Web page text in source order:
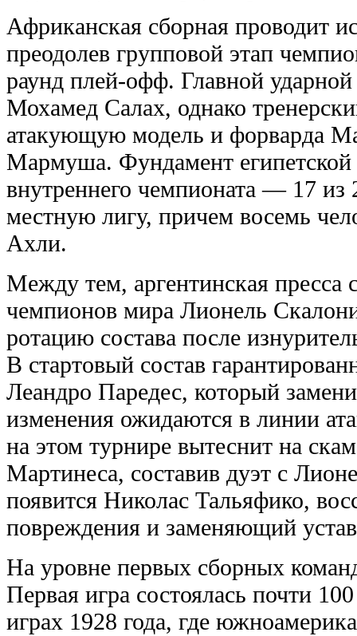
Африканская сборная проводит
преодолев групповой этап
раунд плей-офф. Главной
Мохамед Салах, однако
атакующую модель и форварда
Мармуша. Фундамент египетской
внутреннего чемпионата — 17 из
местную лигу, причем восемь
Ахли.
Между тем, аргентинская пресса
чемпионов мира Лионель
ротацию состава после
В стартовый состав
Леандро Паредес, который
изменения ожидаются в линии
на этом турнире вытеснит на
Мартинеса, составив дуэт с
появится Николас Тальяфико,
повреждения и заменяющий
На уровне первых сборных
Первая игра состоялась почти
играх 1928 года, где